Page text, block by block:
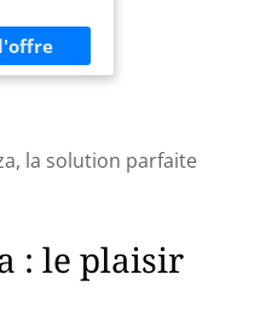
la solution parfaite
: le plaisir